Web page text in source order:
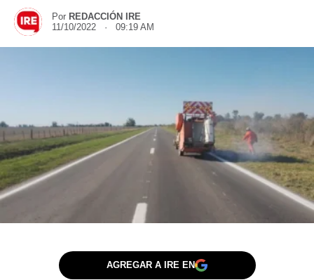
Por REDACCIÓN IRE
11/10/2022 · 09:19 AM
AGREGAR A IRE EN